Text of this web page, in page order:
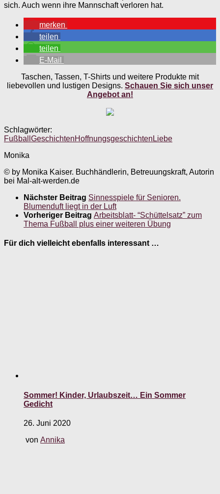
sich. Auch wenn ihre Mannschaft verloren hat.
merken
teilen
teilen
E-Mail
Taschen, Tassen, T-Shirts und weitere Produkte mit
liebevollen und lustigen Designs. Schauen Sie sich unser
Angebot an!
Schlagwörter:
Fußball GeschichtenHoffnungsgeschichten Liebe
Monika
© by Monika Kaiser. Buchhändlerin, Betreuungskraft, Autorin
bei Mal-alt-werden.de
Nächster Beitrag Sinnesspiele für Senioren.
Blumenduft liegt in der Luft
Vorheriger Beitrag Arbeitsblatt- “Schüttelsatz” zum
Thema Fußball plus einer weiteren Übung
Für dich vielleicht ebenfalls interessant …
Sommer! Kinder, Urlaubszeit… Ein Sommer
Gedicht
26. Juni 2020
von Annika